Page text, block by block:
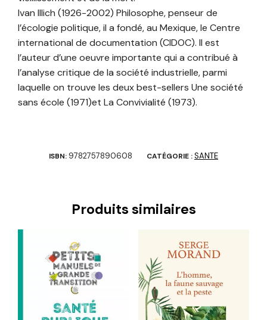
Ivan Illich (1926-2002) Philosophe, penseur de
l’écologie politique, il a fondé, au Mexique, le Centre
international de documentation (CIDOC). Il est
l’auteur d’une oeuvre importante qui a contribué à
l’analyse critique de la société industrielle, parmi
laquelle on trouve les deux best-sellers Une société
sans école (1971)et La Convivialité (1973).
ISBN: 9782757890608 CATÉGORIE :SANTE
Produits similaires